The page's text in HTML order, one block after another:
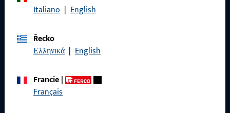
Italiano | English
Řecko
Ελληνικά | English
Francie|
Français
Právní informace